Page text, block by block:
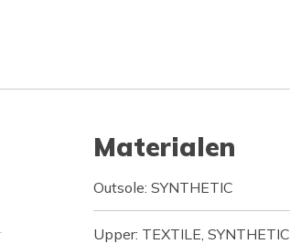
Materialen
Outsole: SYNTHETIC
Upper: TEXTILE, SYNTHETIC